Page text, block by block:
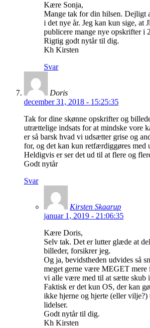
Kære Sonja,
Mange tak for din hilsen. Dejligt
i det nye år. Jeg kan kun sige, at
publicere mange nye opskrifter i
Rigtig godt nytår til dig.
Kh Kirsten
Svar
Doris
december 31, 2018 - 15:25:35
Tak for dine skønne opskrifter og
utrættelige indsats for at mindske vore
er så barsk hvad vi udsætter grise og
for, og det kan kun retfærdiggøres med
Heldigvis er ser det ud til at flere og
Godt nytår
Svar
Kirsten Skaarup
januar 1, 2019 - 21:06:35
Kære Doris,
Selv tak. Det er lutter glæde at
billeder, forsikrer jeg.
Og ja, bevidstheden udvides så
meget gerne være MEGET mere
vi alle være med til at sætte skub
Faktisk er det kun OS, der kan
ikke hjerne og hjerte (eller vilje?)
lidelser.
Godt nytår til dig.
Kh Kirsten